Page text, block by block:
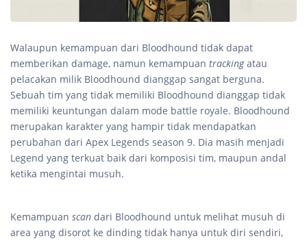
Walaupun kemampuan dari Bloodhound tidak dapat
memberikan damage, namun kemampuan trackingatau
pelacakan milik Bloodhound dianggap sangat berguna.
Sebuah tim yang tidak memiliki Bloodhound dianggap tidak
memiliki keuntungan dalam mode battle royale. Bloodhound
merupakan karakter yang hampir tidak mendapatkan
perubahan dari Apex Legends season 9. Dia masih menjadi
Legend yang terkuat baik dari komposisi tim, maupun andal
ketika mengintai musuh.
Kemampuan scan dari Bloodhound untuk melihat musuh di
area yang disorot ke dinding tidak hanya untuk diri sendiri,